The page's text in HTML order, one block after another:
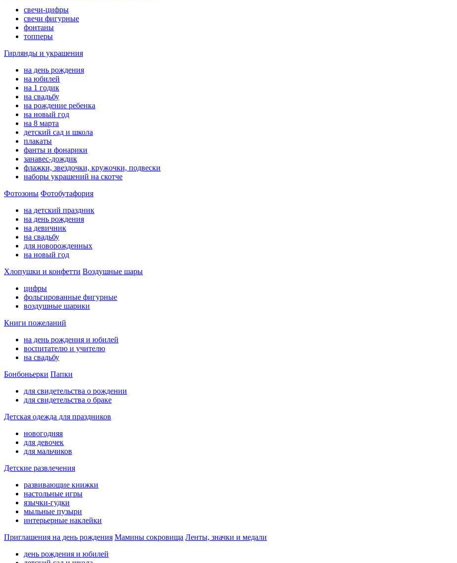
свечи-цифры
свечи фигурные
фонтаны
топперы
Гирлянды и украшения
на день рождения
на юбилей
на 1 годик
на свадьбу
на рождение ребенка
на новый год
на 8 марта
детский сад и школа
плакаты
фанты и фонарики
занавес-дождик
флажки, звездочки, кружочки, подвески
наборы украшений на скотче
Фотозоны Фотобутафория
на детский праздник
на день рождения
на девичник
на свадьбу
для новорожденных
на новый год
Хлопушки и конфетти Воздушные шары
цифры
фольгированные фигурные
воздушные шарики
Книги пожеланий
на день рождения и юбилей
воспитателю и учителю
на свадьбу
Бонбоньерки Папки
для свидетельства о рождении
для свидетельства о браке
Детская одежда для праздников
новогодняя
для девочек
для мальчиков
Детские развлечения
развивающие книжки
настольные игры
язычки-гудки
мыльные пузыри
интерьерные наклейки
Приглашения на день рождения Мамины сокровища Ленты, значки и медали
день рождения и юбилей